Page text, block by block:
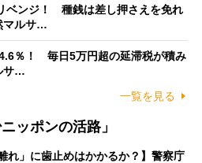
ベンジ！ 種銭は差し押さえを免れ
マルサ…
％！ 毎日5万円超の延滞税が積み
サ…
一覧を見る
ッポンの活路」
れ」に歯止めはかかるか？】警察庁